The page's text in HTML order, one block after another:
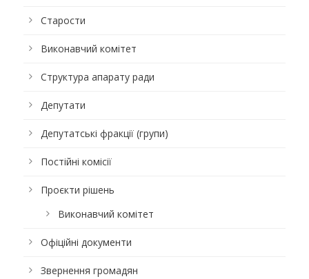
Старости
Виконавчий комітет
Структура апарату ради
Депутати
Депутатські фракції (групи)
Постійні комісії
Проєкти рішень
Виконавчий комітет
Офіційні документи
Звернення громадян